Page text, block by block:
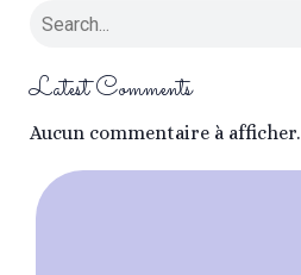
Latest Comments
Aucun commentaire à afficher.